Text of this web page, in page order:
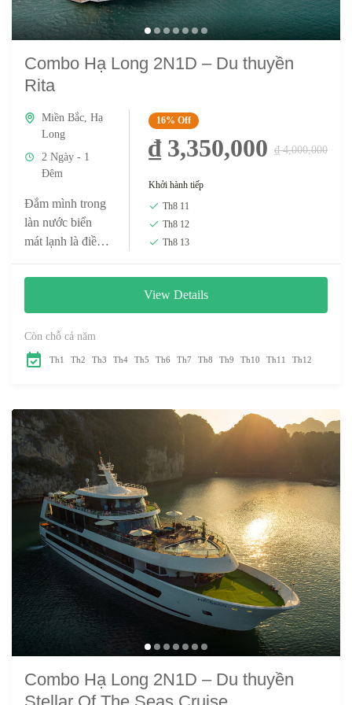
Combo Hạ Long 2N1D – Du thuyền
Rita
Miền Bắc, Hạ
Long
2 Ngày - 1
Đêm
Đắm mình trong
làn nước biển
mát lạnh là điều
qua khi đi du
Tận hưởng cảm
giác siêu...
16% Off
₫ 3,350,000 ₫ 4,000,000
Khởi hành tiếp
Th8 11
Th8 12
Th8 13
View Details
Còn chỗ cả năm
Th1 Th2 Th3 Th4 Th5 Th6 Th7 Th8 Th9 Th10 Th11 Th12
Combo Hạ Long 2N1D – Du thuyền
Stellar Of The Seas Cruise